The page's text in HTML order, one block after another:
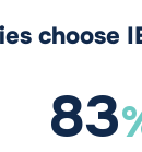
choose
83